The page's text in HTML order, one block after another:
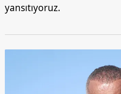
yansıtıyoruz.